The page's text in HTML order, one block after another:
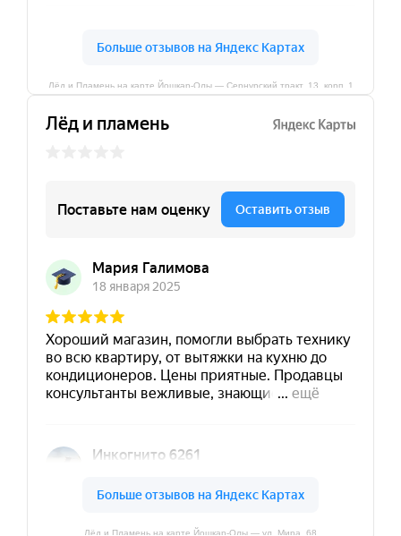
Лёд и Пламень на карте Йошкар‑Олы — Сернурский тракт, 13, корп. 1
Лёд и Пламень на карте Йошкар‑Олы — ул. Мира, 68